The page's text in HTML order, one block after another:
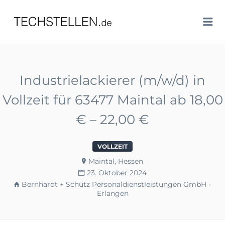
TECHSTELLEN.DE
Industrielackierer (m/w/d) in
Vollzeit für 63477 Maintal ab 18,00
€ – 22,00 €
VOLLZEIT
Maintal, Hessen
23. Oktober 2024
Bernhardt + Schütz Personaldienstleistungen GmbH -
Erlangen